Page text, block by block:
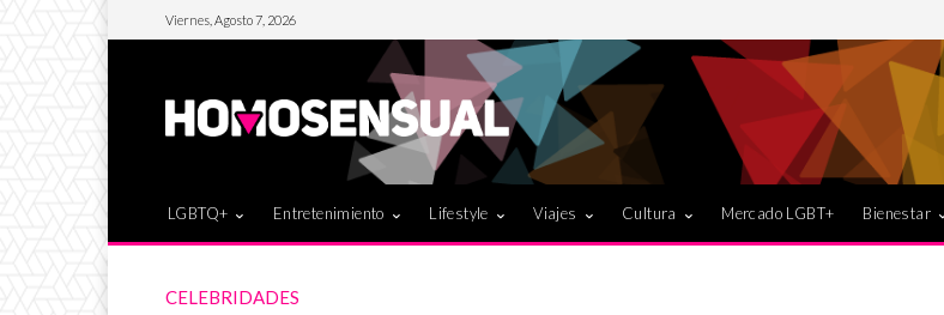
Viernes, Agosto 7, 2026
LGBTQ+ Entretenimiento Lifestyle Viajes Cultura Mercado LGBT+ Bienestar
CELEBRIDADES